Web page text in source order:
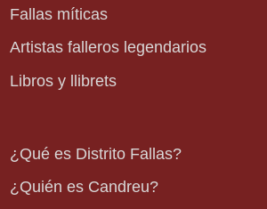
Fallas míticas
Artistas falleros legendarios
Libros y llibrets
¿Qué es Distrito Fallas?
¿Quién es Candreu?